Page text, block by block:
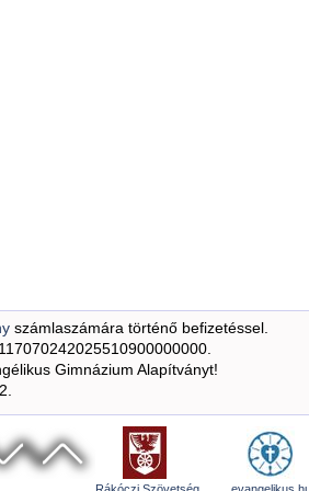
számlaszámára történő befizetéssel.
Gimnázium Alapítványt!